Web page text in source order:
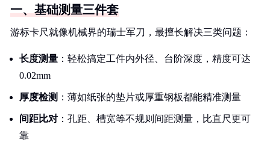
一、基础测量三件套
游标卡尺就像机械界的瑞士军刀，最擅长解决三类问题：
长度测量 ：轻松搞定工件内外径、台阶深度，精度可达
0.02mm
厚度检测 ：薄如纸张的垫片或厚重钢板都能精准测量
间距比对 ：孔距、槽宽等不规则间距测量，比直尺更可
靠